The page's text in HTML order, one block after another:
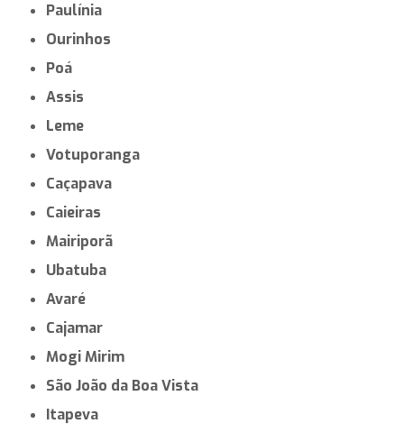
Paulínia
Ourinhos
Poá
Assis
Leme
Votuporanga
Caçapava
Caieiras
Mairiporã
Ubatuba
Avaré
Cajamar
Mogi Mirim
São João da Boa Vista
Itapeva